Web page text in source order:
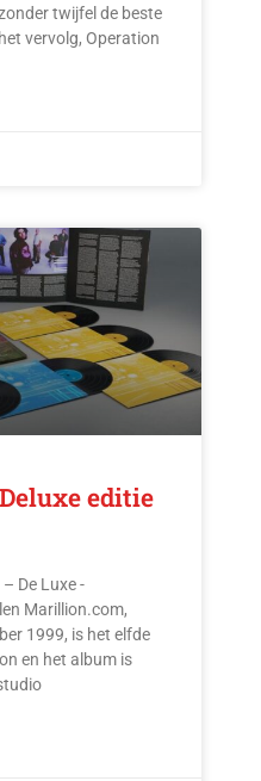
twijfel de beste
vervolg, Operation
editie
De Luxe -
Marillion.com,
1999, is het elfde
en het album is